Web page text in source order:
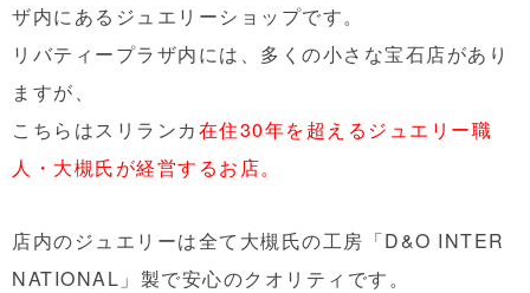
ザ内にあるジュエリーショップです。
リバティープラザ内には、多くの小さな宝石店があり
ますが、
こちらはスリランカ在住30年を超えるジュエリー職
人・大槻氏が経営するお店。
店内のジュエリーは全て大槻氏の工房「D&O INTER
NATIONAL」製で安心のクオリティです。